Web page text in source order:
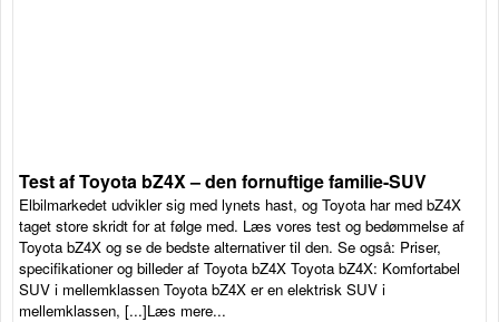
Test af Toyota bZ4X – den fornuftige familie-SUV
Elbilmarkedet udvikler sig med lynets hast, og Toyota har med bZ4X
taget store skridt for at følge med. Læs vores test og bedømmelse af
Toyota bZ4X og se de bedste alternativer til den. Se også: Priser,
specifikationer og billeder af Toyota bZ4X Toyota bZ4X: Komfortabel
SUV i mellemklassen Toyota bZ4X er en elektrisk SUV i
mellemklassen, [...]Læs mere...